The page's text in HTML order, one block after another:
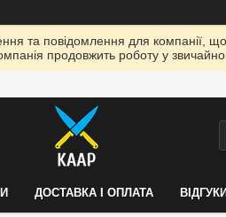
та повідомлення для компанії,
продовжить роботу у
ДОСТАВКА І ОПЛАТА